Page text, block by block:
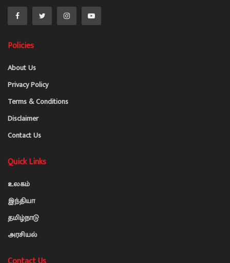
Policies
About Us
Privacy Policy
Terms & Conditions
Disclaimer
Contact Us
Quick Links
உலகம்
இந்தியா
தமிழ்நாடு
அரசியல்